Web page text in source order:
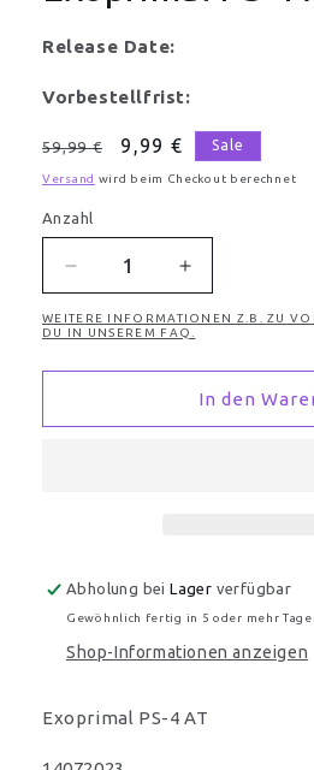
Release Date:
Vorbestellfrist:
Normaler
Preis
59,99 € Verkaufspreis
9,99 € Sale
Versand wird beim Checkout berechnet
Anzahl
Anzahl
Verringere
die
Menge
Exoprimal
4
Erhöhe
die
Menge
Exoprimal
PS-
4
WEITERE INFORMATIONEN Z.B. ZU
DU IN UNSEREM FAQ.
In den
Abholung beiLager verfügbar
Gewöhnlich fertig in 5 oder mehr
Shop-Informationen anzeigen
Exoprimal PS-4 AT